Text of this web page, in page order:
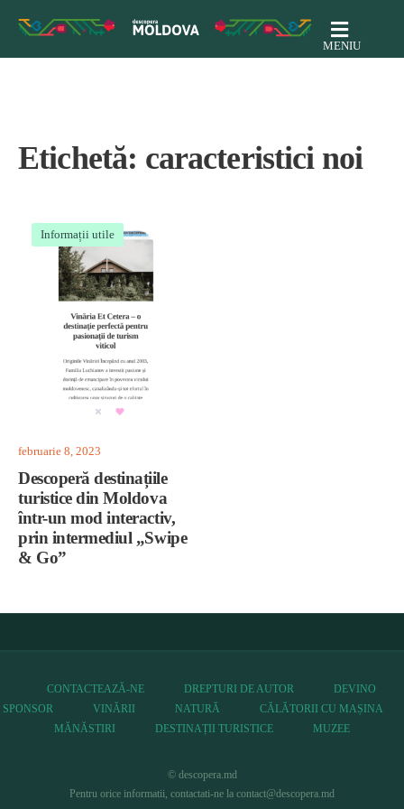
MENIU
Etichetă: caracteristici noi
Informații utile
februarie 8, 2023
Descoperă destinațiile
turistice din Moldova
într-un mod interactiv,
prin intermediul „Swipe
& Go”
CONTACTEAZĂ-NE DREPTURI DE AUTOR
DEVINO
SPONSOR
VINĂRII NATURĂ
CĂLĂTORII CU MAȘINA
MĂNĂSTIRI
DESTINAȚII TURISTICE MUZEE
© descopera.md
Pentru orice informatii, contactati-ne la contact@descopera.md